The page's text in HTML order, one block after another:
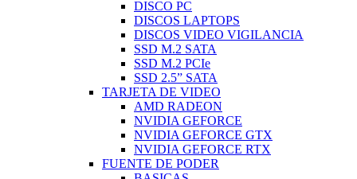
DISCO PC
DISCOS LAPTOPS
DISCOS VIDEO VIGILANCIA
SSD M.2 SATA
SSD M.2 PCIe
SSD 2.5” SATA
TARJETA DE VIDEO
AMD RADEON
NVIDIA GEFORCE
NVIDIA GEFORCE GTX
NVIDIA GEFORCE RTX
FUENTE DE PODER